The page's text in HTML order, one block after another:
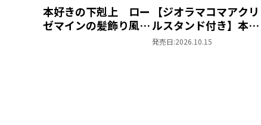
本好きの下剋上 ロー
ゼマインの髪飾り風ブ
【ジオラマコマアクリ
ルスタンド付き】本好
きの下剋上 ～ハンネ
発売日:2026.10.15